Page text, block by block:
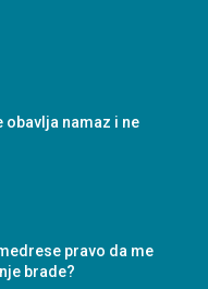
obavlja namaz i ne
pravo da me
brade?